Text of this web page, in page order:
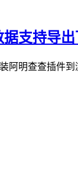
支持导
明查查插件